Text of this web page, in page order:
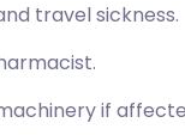
travel sickness.
if